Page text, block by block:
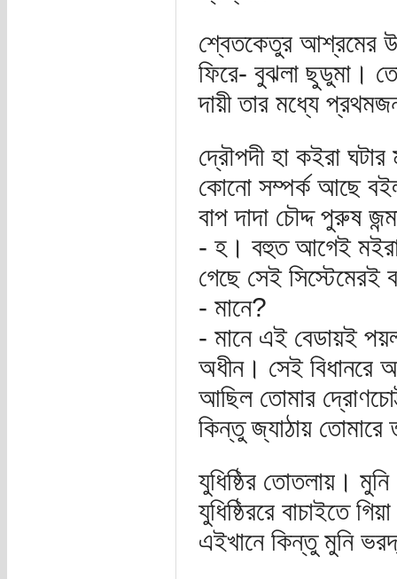
শ্বেতকেতুর আশ্রমের
ফিরে- বুঝলা ছুডুমা।
দায়ী তার মধ্যে
দ্রৌপদী হা কইরা
কোনো সম্পর্ক আছে
বাপ দাদা চৌদ্দ পুরুষ
- হ। বহুত আগেই মইরা
গেছে সেই
- মানে?
- মানে এই বেডায়ই
অধীন। সেই বিধানরে
আছিল তোমার
কিন্তু জ্যাঠায় তোমারে
যুধিষ্ঠির তোতলায়।
যুধিষ্ঠিররে বাচাইতে
এইখানে কিন্তু মুনি